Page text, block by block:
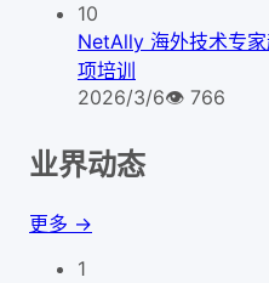
10
NetAlly 海外技术专
项培训
2026/3/6👁 766
业界动态
更多 →
1